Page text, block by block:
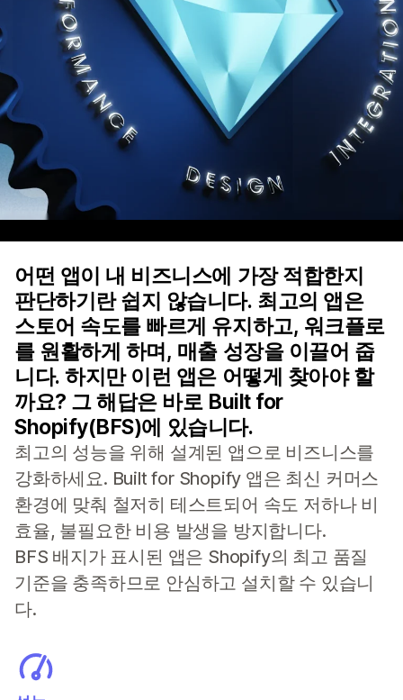
어떤 앱이 내 비즈니스에 가장 적합한지
판단하기란 쉽지 않습니다. 최고의 앱은
스토어 속도를 빠르게 유지하고, 워크플로
를 원활하게 하며, 매출 성장을 이끌어 줍
니다. 하지만 이런 앱은 어떻게 찾아야 할
까요? 그 해답은 바로 Built for
Shopify(BFS)에 있습니다.
최고의 성능을 위해 설계된 앱으로 비즈니스를
강화하세요. Built for Shopify 앱은 최신 커머스
환경에 맞춰 철저히 테스트되어 속도 저하나 비
효율, 불필요한 비용 발생을 방지합니다.
BFS 배지가 표시된 앱은 Shopify의 최고 품질
기준을 충족하므로 안심하고 설치할 수 있습니
다.